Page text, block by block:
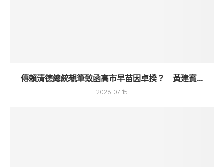
傳賴清德總統親筆致函高市早苗因卓揆？ 黃建賓...
2026-07-15